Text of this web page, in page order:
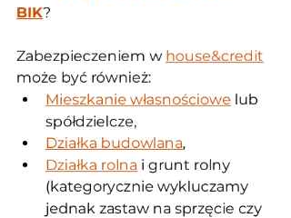
BIK?
Zabezpieczeniem w house&credit
może być również:
Mieszkanie własnościowe lub
spółdzielcze,
Działka budowlana,
Działka rolna i grunt rolny
(kategorycznie wykluczamy
jednak zastaw na sprzęcie czy